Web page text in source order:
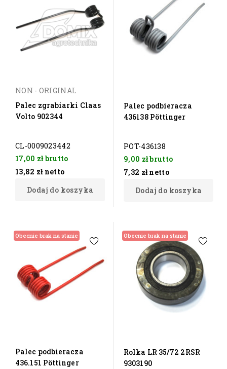
NON - ORIGINAL
Palec zgrabiarki Claas
Volto 902344
CL-0009023442
17,00 złbrutto
13,82 zł netto
Dodaj do koszyka
Palec podbieracza
436138 Pöttinger
POT-436138
9,00 złbrutto
7,32 zł netto
Dodaj do koszyka
Obecnie brak na stanie
Palec podbieracza
436.151 Pöttinger
Obecnie brak na stanie
Rolka LR 35/72 2RSR
9303190